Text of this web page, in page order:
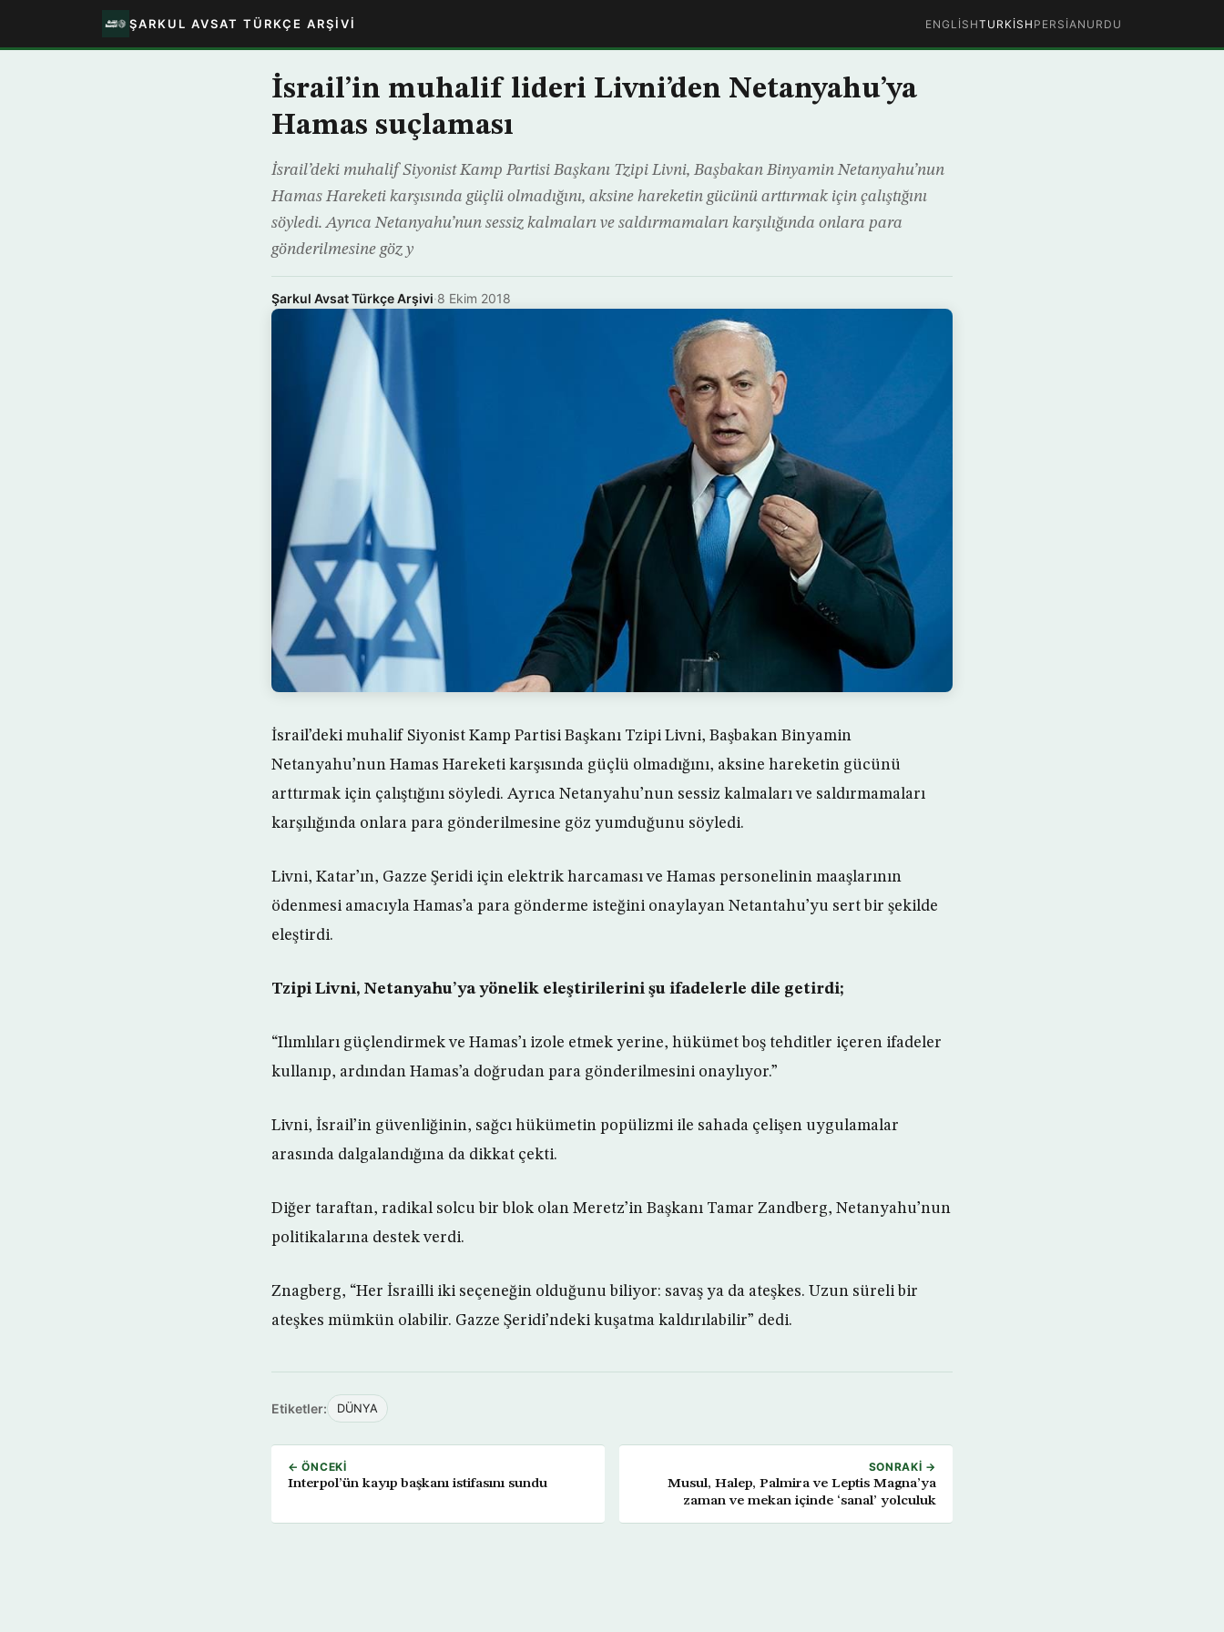
ŞARKUL AVSAT TÜRKÇE ARŞIVI ENGLISHTURKISH PERSIAN URDU
İsrail’in muhalif lideri Livni’den Netanyahu’ya
Hamas suçlaması
İsrail’deki muhalif Siyonist Kamp Partisi Başkanı Tzipi Livni, Başbakan Binyamin Netanyahu’nun
Hamas Hareketi karşısında güçlü olmadığını, aksine hareketin gücünü arttırmak için çalıştığını
söyledi. Ayrıca Netanyahu’nun sessiz kalmaları ve saldırmamaları karşılığında onlara para
gönderilmesine göz y
Şarkul Avsat Türkçe Arşivi·8 Ekim 2018
İsrail’deki muhalif Siyonist Kamp Partisi Başkanı Tzipi Livni, Başbakan Binyamin
Netanyahu’nun Hamas Hareketi karşısında güçlü olmadığını, aksine hareketin gücünü
arttırmak için çalıştığını söyledi. Ayrıca Netanyahu’nun sessiz kalmaları ve saldırmamaları
karşılığında onlara para gönderilmesine göz yumduğunu söyledi.
Livni, Katar’ın, Gazze Şeridi için elektrik harcaması ve Hamas personelinin maaşlarının
ödenmesi amacıyla Hamas’a para gönderme isteğini onaylayan Netantahu’yu sert bir şekilde
eleştirdi.
Tzipi Livni, Netanyahu’ya yönelik eleştirilerini şu ifadelerle dile getirdi;
“Ilımlıları güçlendirmek ve Hamas’ı izole etmek yerine, hükümet boş tehditler içeren ifadeler
kullanıp, ardından Hamas’a doğrudan para gönderilmesini onaylıyor.”
Livni, İsrail’in güvenliğinin, sağcı hükümetin popülizmi ile sahada çelişen uygulamalar
arasında dalgalandığına da dikkat çekti.
Diğer taraftan, radikal solcu bir blok olan Meretz’in Başkanı Tamar Zandberg, Netanyahu’nun
politikalarına destek verdi.
Znagberg, “Her İsrailli iki seçeneğin olduğunu biliyor: savaş ya da ateşkes. Uzun süreli bir
ateşkes mümkün olabilir. Gazze Şeridi’ndeki kuşatma kaldırılabilir” dedi.
Etiketler: DÜNYA
← ÖNCEKI
Interpol’ün kayıp başkanı istifasını sundu
SONRAKI →
Musul, Halep, Palmira ve Leptis Magna’ya
zaman ve mekan içinde ‘sanal’ yolculuk